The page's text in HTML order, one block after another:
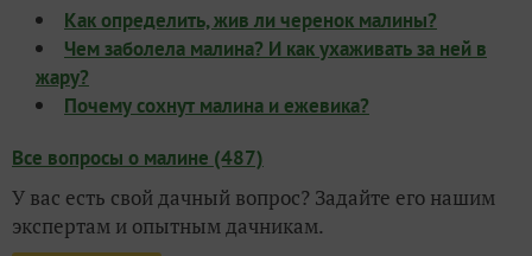
Как определить, жив ли черенок малины?
Чем заболела малина? И как ухаживать за ней в
жару?
Почему сохнут малина и ежевика?
Все вопросы о малине (487)
У вас есть свой дачный вопрос? Задайте его нашим
экспертам и опытным дачникам.